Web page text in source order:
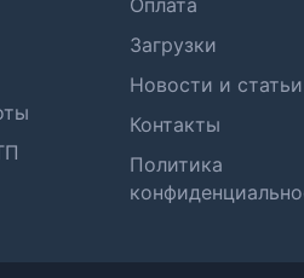
Оплата
Загрузки
Новости и статьи
Контакты
Политика